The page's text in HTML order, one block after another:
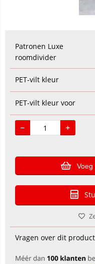
Patronen Luxe
roomdivider
PET-vilt kleur
PET-vilt kleur voor
Vragen over dit